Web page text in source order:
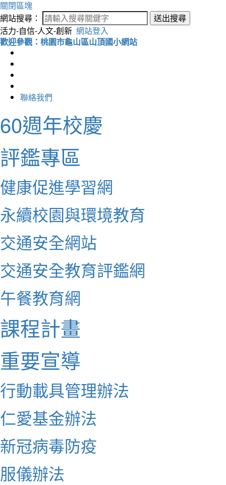
關閉區塊
網站搜尋：
送出搜尋
活力-自信-人文-創新 網站登入
歡迎參觀：桃園市龜山區山頂國小網站
聯絡我們
60週年校慶
評鑑專區
健康促進學習網
永續校園與環境教育
交通安全網站
交通安全教育評鑑網
午餐教育網
課程計畫
重要宣導
行動載具管理辦法
仁愛基金辦法
新冠病毒防疫
服儀辦法